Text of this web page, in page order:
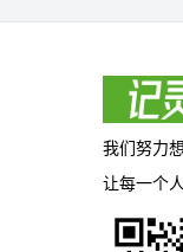
我们努力
让每一个